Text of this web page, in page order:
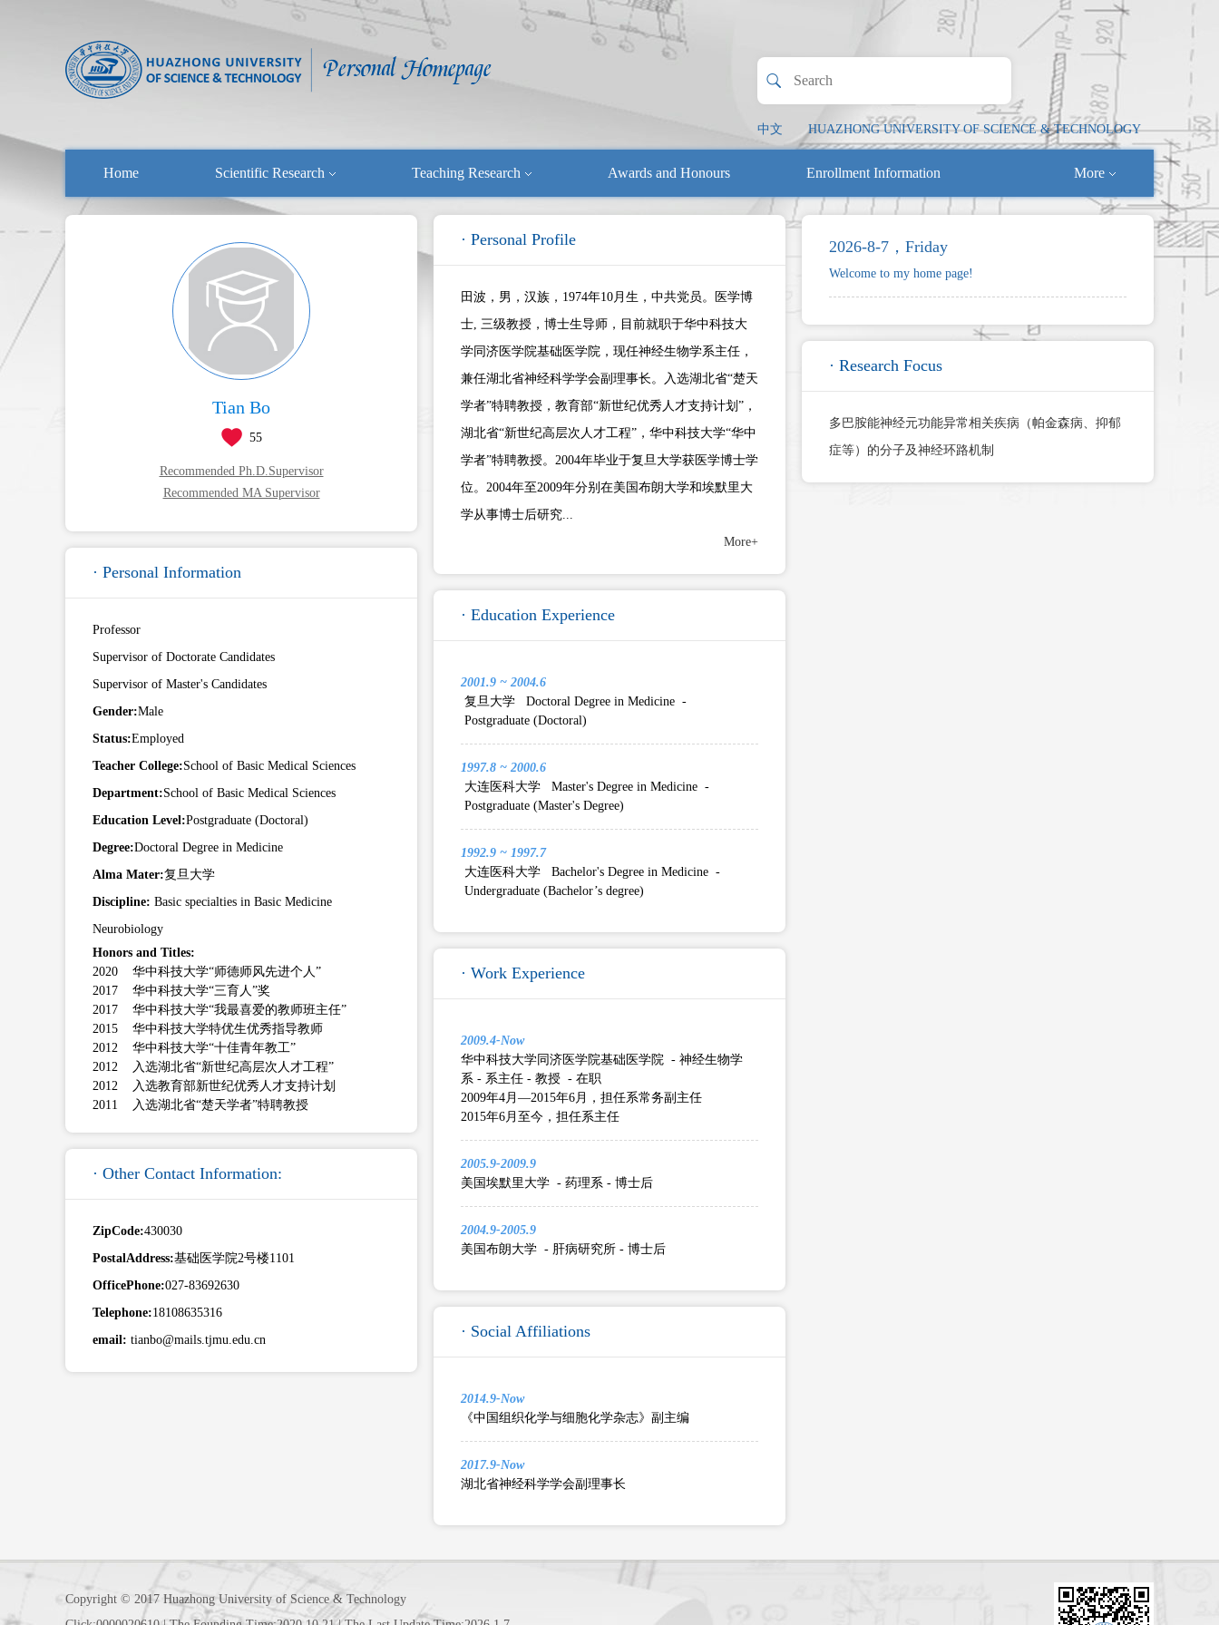
中文 HUAZHONG UNIVERSITY OF SCIENCE & TECHNOLOGY
Home Scientific Research Teaching Research Awards and Honours Enrollment Information More
Tian Bo
55
Recommended Ph.D.Supervisor
Recommended MA Supervisor
· Personal Information
Professor
Supervisor of Doctorate Candidates
Supervisor of Master's Candidates
Gender:Male
Status:Employed
Teacher College:School of Basic Medical Sciences
Department:School of Basic Medical Sciences
Education Level:Postgraduate (Doctoral)
Degree:Doctoral Degree in Medicine
Alma Mater:复旦大学
Discipline: Basic specialties in Basic Medicine
Neurobiology
Honors and Titles:
2020 华中科技大学“师德师风先进个人”
2017 华中科技大学“三育人”奖
2017 华中科技大学“我最喜爱的教师班主任”
2015 华中科技大学特优生优秀指导教师
2012 华中科技大学“十佳青年教工”
2012 入选湖北省“新世纪高层次人才工程”
2012 入选教育部新世纪优秀人才支持计划
2011 入选湖北省“楚天学者”特聘教授
· Other Contact Information:
ZipCode:430030
PostalAddress:基础医学院2号楼1101
OfficePhone:027-83692630
Telephone:18108635316
email: tianbo@mails.tjmu.edu.cn
· Personal Profile
田波，男，汉族，1974年10月生，中共党员。医学博
士, 三级教授，博士生导师，目前就职于华中科技大
学同济医学院基础医学院，现任神经生物学系主任，
兼任湖北省神经科学学会副理事长。入选湖北省“楚天
学者”特聘教授，教育部“新世纪优秀人才支持计划”，
湖北省“新世纪高层次人才工程”，华中科技大学“华中
学者”特聘教授。2004年毕业于复旦大学获医学博士学
位。2004年至2009年分别在美国布朗大学和埃默里大
学从事博士后研究...
More+
· Education Experience
2001.9 ~ 2004.6
复旦大学 Doctoral Degree in Medicine -
Postgraduate (Doctoral)
1997.8 ~ 2000.6
大连医科大学 Master's Degree in Medicine -
Postgraduate (Master's Degree)
1992.9 ~ 1997.7
大连医科大学 Bachelor's Degree in Medicine -
Undergraduate (Bachelor’s degree)
· Work Experience
2009.4-Now
华中科技大学同济医学院基础医学院 - 神经生物学
系 - 系主任 - 教授 - 在职
2009年4月—2015年6月，担任系常务副主任
2015年6月至今，担任系主任
2005.9-2009.9
美国埃默里大学 - 药理系 - 博士后
2004.9-2005.9
美国布朗大学 - 肝病研究所 - 博士后
· Social Affiliations
2014.9-Now
《中国组织化学与细胞化学杂志》副主编
2017.9-Now
湖北省神经科学学会副理事长
2026-8-7，Friday
Welcome to my home page!
· Research Focus
多巴胺能神经元功能异常相关疾病（帕金森病、抑郁
症等）的分子及神经环路机制
Copyright © 2017 Huazhong University of Science & Technology